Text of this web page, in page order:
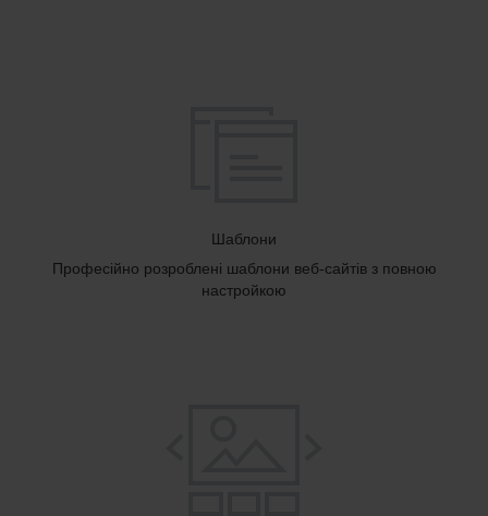
Шаблони
Професійно розроблені шаблони веб-сайтів з повною
настройкою